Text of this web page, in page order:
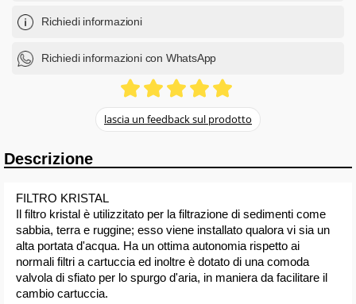
Richiedi informazioni
Richiedi informazioni con WhatsApp
Descrizione
FILTRO KRISTAL
Il filtro kristal è utilizzitato per la filtrazione di sedimenti come
sabbia, terra e ruggine; esso viene installato qualora vi sia un
alta portata d'acqua. Ha un ottima autonomia rispetto ai
normali filtri a cartuccia ed inoltre è dotato di una comoda
valvola di sfiato per lo spurgo d'aria, in maniera da facilitare il
cambio cartuccia.